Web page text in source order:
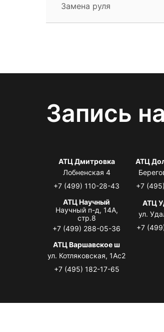
Замена руля
Запись
АТЦ Дмитровка
Лобненская 4
+7 (499) 110-28-43
АТЦ
+7
АТЦ Научный
Научный п-д, 14А,
стр.8
+7 (499) 288-05-36
АТЦ
ул.
+7
АТЦ Варшавское ш
ул. Котляковская, 1Ас2
+7 (495) 182-17-65